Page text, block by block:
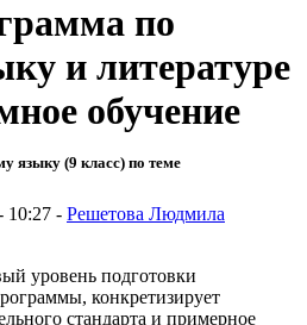
по
и литературе
обучение
языку (9 класс) по теме
10:27 - Решетова Людмила
уровень подготовки
конкретизирует
стандарта и примерное